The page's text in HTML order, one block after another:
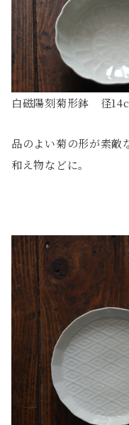
白磁陽刻菊形鉢 径
品のよい菊の形が素敵
和え物などに。